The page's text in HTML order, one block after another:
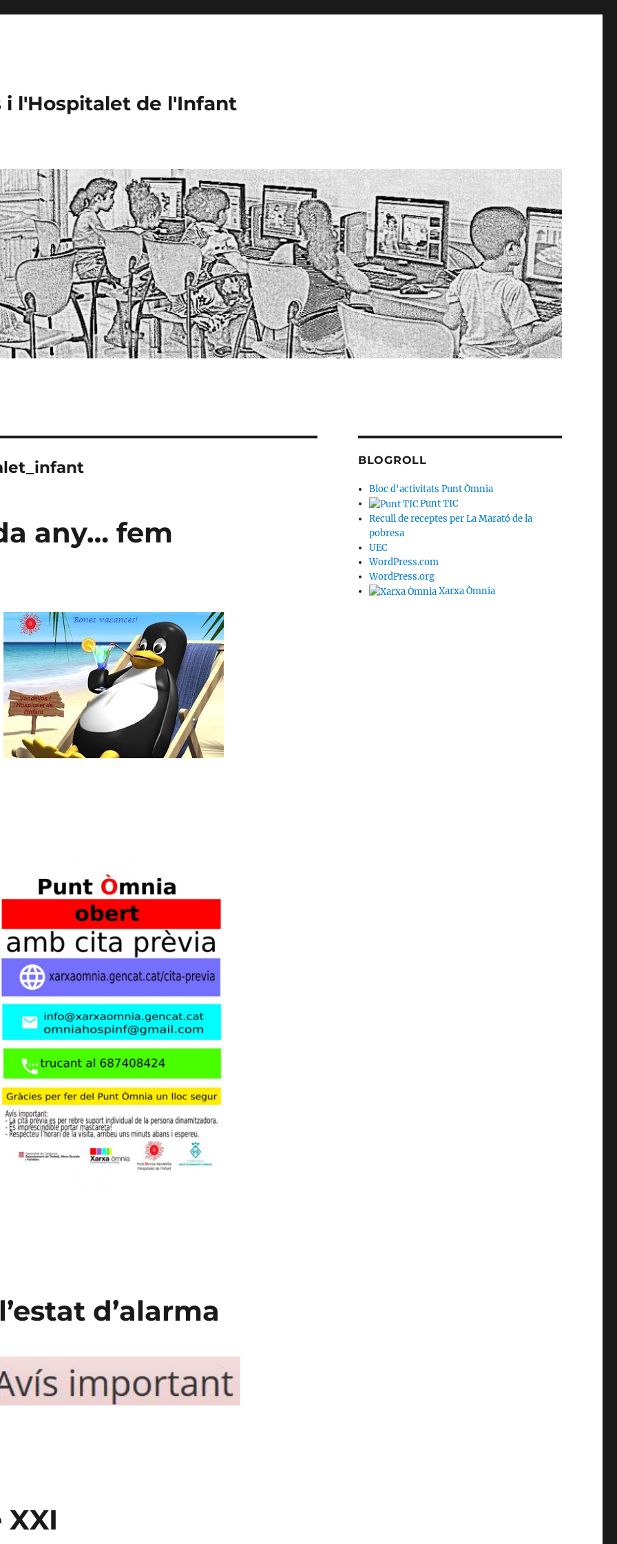
i l'Hospitalet de l'Infant
any… fem
d’alarma
XXI
BLOGROLL
Bloc d'activitats Punt Òmnia
Punt TIC
Recull de receptes per La Marató de la
pobresa
UEC
WordPress.com
WordPress.org
Xarxa Òmnia